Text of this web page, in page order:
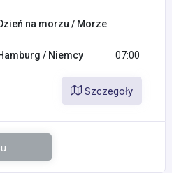
na morzu / Morze
/ Niemcy 07:00
Szczegoły